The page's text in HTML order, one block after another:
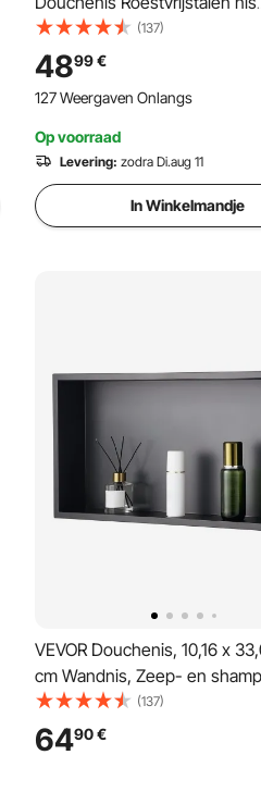
Enkellaags 100% waterdicht
0-40°C Bedrijfstemperatuur
Binnenhoekontwerp Geschikt
badkamer Slaapkamer
(137)
4899€
127 Weergaven Onlangs
Op voorraad
Levering: zodra Di.aug 11
In Winkelmandje
VEVOR Douchenis, 10,16 x
cm Wandnis, Zeep- en
opberger van roestvrij staal,
en eenvoudig te installeren,
de badkamer
(137)
6490€